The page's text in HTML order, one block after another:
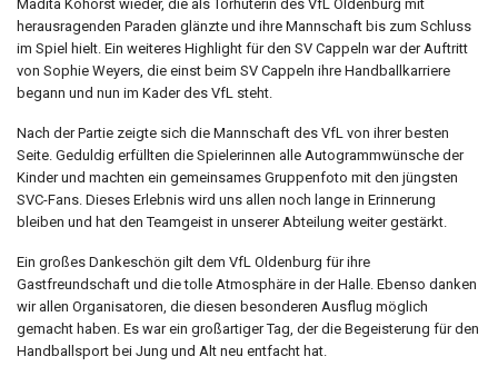
Madita Kohorst wieder, die als Torhüterin des VfL Oldenburg mit
herausragenden Paraden glänzte und ihre Mannschaft bis zum Schluss
im Spiel hielt. Ein weiteres Highlight für den SV Cappeln war der Auftritt
von Sophie Weyers, die einst beim SV Cappeln ihre Handballkarriere
begann und nun im Kader des VfL steht.
Nach der Partie zeigte sich die Mannschaft des VfL von ihrer besten
Seite. Geduldig erfüllten die Spielerinnen alle Autogrammwünsche der
Kinder und machten ein gemeinsames Gruppenfoto mit den jüngsten
SVC-Fans. Dieses Erlebnis wird uns allen noch lange in Erinnerung
bleiben und hat den Teamgeist in unserer Abteilung weiter gestärkt.
Ein großes Dankeschön gilt dem VfL Oldenburg für ihre
Gastfreundschaft und die tolle Atmosphäre in der Halle. Ebenso danken
wir allen Organisatoren, die diesen besonderen Ausflug möglich
gemacht haben. Es war ein großartiger Tag, der die Begeisterung für den
Handballsport bei Jung und Alt neu entfacht hat.